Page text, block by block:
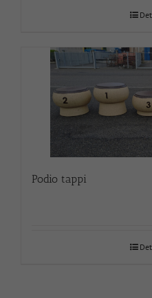
Podio tappi